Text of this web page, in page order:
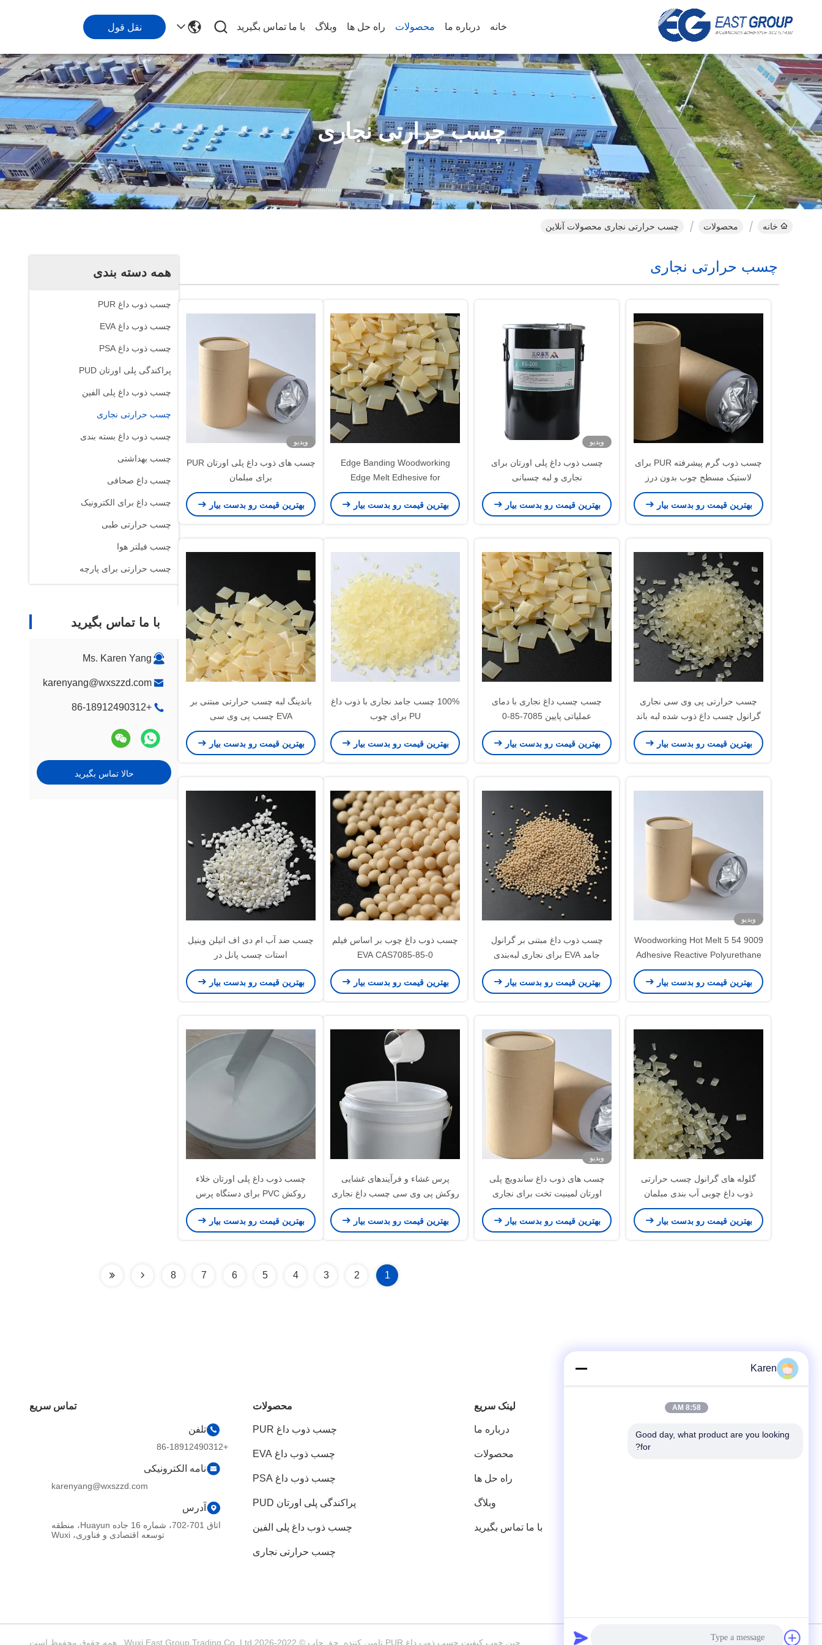
خانه درباره ما محصولات راه حل ها وبلاگ با ما تماس بگیرید نقل قول
چسب حرارتی نجاری
خانه محصولات چسب حرارتی نجاری محصولات آنلاین
همه دسته بندی
چسب ذوب داغ PUR
چسب ذوب داغ EVA
چسب ذوب داغ PSA
پراکندگی پلی اورتان PUD
چسب ذوب داغ پلی الفین
چسب حرارتی نجاری
چسب ذوب داغ بسته بندی
چسب بهداشتی
چسب داغ صحافی
چسب داغ برای الکترونیک
چسب حرارتی طبی
چسب فیلتر هوا
چسب حرارتی برای پارچه
با ما تماس بگیرید
Ms. Karen Yang
karenyang@wxszzd.com
+86-18912490312
حالا تماس بگیرید
چسب حرارتی نجاری
چسب ذوب گرم پیشرفته PUR برای
لاستیک مسطح چوب بدون درز
بهترین قیمت رو بدست بیار
ویدیو
چسب ذوب داغ پلی اورتان برای
نجاری و لبه چسبانی
بهترین قیمت رو بدست بیار
Edge Banding Woodworking
Edge Melt Edhesive for
Automatic Banding Edhesive
بهترین قیمت رو بدست بیار
ویدیو
چسب های ذوب داغ پلی اورتان PUR
برای مبلمان
بهترین قیمت رو بدست بیار
چسب حرارتی پی وی سی نجاری
گرانول چسب داغ ذوب شده لبه باند
بهترین قیمت رو بدست بیار
چسب چسب داغ نجاری با دمای
عملیاتی پایین 7085-85-0
بهترین قیمت رو بدست بیار
100% چسب جامد نجاری با ذوب داغ
PU برای چوب
بهترین قیمت رو بدست بیار
باندینگ لبه چسب حرارتی مبتنی بر
EVA چسب پی وی سی
بهترین قیمت رو بدست بیار
ویدیو
9009 54 5 Woodworking Hot Melt
Adhesive Reactive Polyurethane
Hot Melt Adhesive
بهترین قیمت رو بدست بیار
چسب ذوب داغ مبتنی بر گرانول
جامد EVA برای نجاری لبه‌بندی
بهترین قیمت رو بدست بیار
چسب ذوب داغ چوب بر اساس فیلم
EVA CAS7085-85-0
بهترین قیمت رو بدست بیار
چسب ضد آب ام دی اف اتیلن وینیل
استات چسب پانل در
بهترین قیمت رو بدست بیار
گلوله های گرانول چسب حرارتی
ذوب داغ چوبی آب بندی مبلمان
بهترین قیمت رو بدست بیار
ویدیو
چسب های ذوب داغ ساندویچ پلی
اورتان لمینیت تخت برای نجاری
بهترین قیمت رو بدست بیار
پرس غشاء و فرآیندهای غشایی
روکش پی وی سی چسب داغ نجاری
پراکندگی پلی اورتان بر پایه آب
بهترین قیمت رو بدست بیار
چسب ذوب داغ پلی اورتان خلاء
روکش PVC برای دستگاه پرس
غشایی
بهترین قیمت رو بدست بیار
1
2
3
4
5
6
7
8
لینک سریع
درباره ما
محصولات
راه حل ها
وبلاگ
با ما تماس بگیرید
محصولات
چسب ذوب داغ PUR
چسب ذوب داغ EVA
چسب ذوب داغ PSA
پراکندگی پلی اورتان PUD
چسب ذوب داغ پلی الفین
چسب حرارتی نجاری
تماس سریع
تلفن
+86-18912490312
نامه الکترونیکی
karenyang@wxszzd.com
آدرس
اتاق 701-702، شماره 16 جاده Huayun، منطقه
توسعه اقتصادی و فناوری، Wuxi
حریم خصوصی|نقشه سایت چین خوب کیفیت چسب ذوب داغ PUR تامین کننده. حق چاپ © 2022-2026 Wuxi East Group Trading Co.,Ltd . همه حقوق محفوظ است
Karen
8:58 AM
Good day, what product are you looking
for?